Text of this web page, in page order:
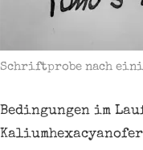
Schriftprobe nach
Bedingungen im